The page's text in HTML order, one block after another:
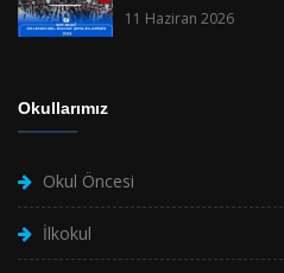
11 Haziran 2026
Okullarımız
Okul Öncesi
İlkokul